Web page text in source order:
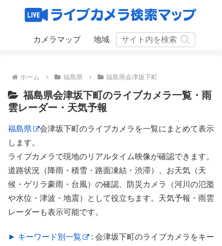
カメラマップ 地域
ホーム 福島県 福島県会津坂下町
福島県会津坂下町のライブカメラ一覧・雨
雲レーダー・天気予報
福島県
会津坂下町のライブカメラを一覧にまとめて表示
します。
ライブカメラで現地のリアルタイム映像が確認できます。
道路状況（降雨・積雪・路面凍結・渋滞）、お天気（天
候・ゲリラ豪雨・台風）の確認、防災カメラ（河川の氾濫
や水位・津波・地震）として役立ちます。天気予報・雨雲
レーダーも表示可能です。
► キーワード別一覧
: 会津坂下町のライブカメラをキー